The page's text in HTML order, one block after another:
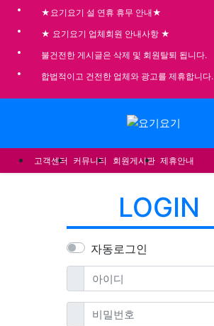
★요기요기 설 연휴 휴무 안내★
★ 요기요기 업체회원 안내사항 ★
불건전한 게시글은 삭제 및 회원탈퇴 됩니다.
합법적이고 건전한 업체와 광고를 제휴합니다.
고객센터 커뮤니티 회원게시판 제휴안내
LOGIN
자동로그인
아이디필수
비밀번호필수